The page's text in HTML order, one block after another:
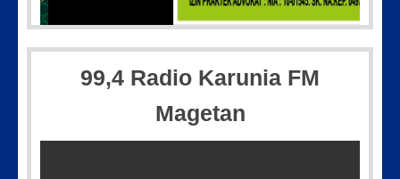
IMG-20170928-WA0071
99,4 Radio Karunia FM
Magetan